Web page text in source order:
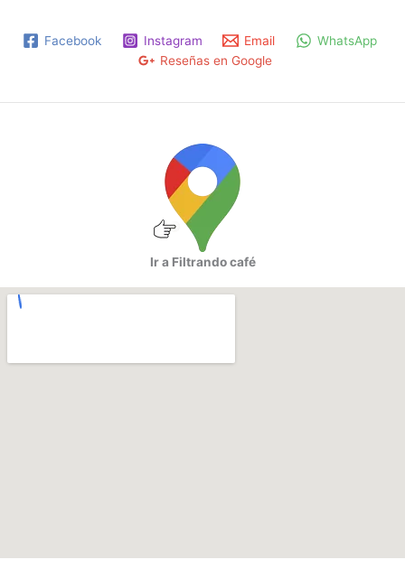
Facebook Instagram Email
WhatsApp
Reseñas en Google
Ir a Filtrando café